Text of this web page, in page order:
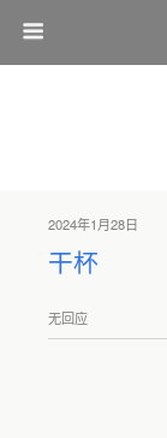
2024年1月28日
干杯
无回应